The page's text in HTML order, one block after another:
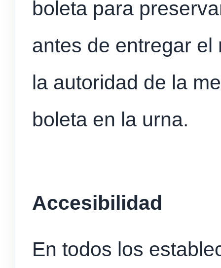
boleta para
antes de entregar
la autoridad de la
boleta en la urna.
Accesibilidad
En todos los